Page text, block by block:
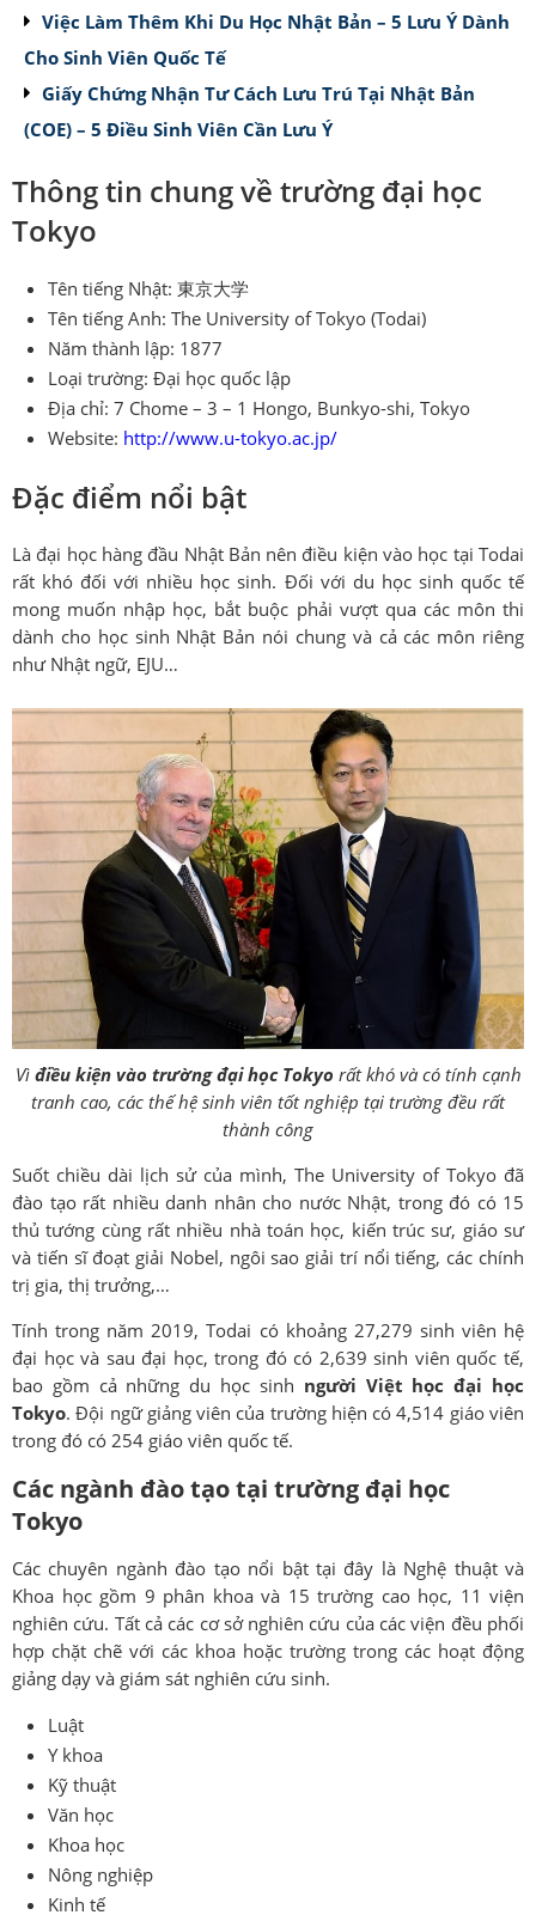
Việc Làm Thêm Khi Du Học Nhật Bản – 5 Lưu Ý Dành
Cho Sinh Viên Quốc Tế
Giấy Chứng Nhận Tư Cách Lưu Trú Tại Nhật Bản
(COE) – 5 Điều Sinh Viên Cần Lưu Ý
Thông tin chung về trường đại học
Tokyo
Tên tiếng Nhật: 東京大学
Tên tiếng Anh: The University of Tokyo (Todai)
Năm thành lập: 1877
Loại trường: Đại học quốc lập
Địa chỉ: 7 Chome – 3 – 1 Hongo, Bunkyo-shi, Tokyo
Website: http://www.u-tokyo.ac.jp/
Đặc điểm nổi bật
Là đại học hàng đầu Nhật Bản nên điều kiện vào học tại Todai
rất khó đối với nhiều học sinh. Đối với du học sinh quốc tế
mong muốn nhập học, bắt buộc phải vượt qua các môn thi
dành cho học sinh Nhật Bản nói chung và cả các môn riêng
như Nhật ngữ, EJU…
Vì điều kiện vào trường đại học Tokyo rất khó và có tính cạnh
tranh cao, các thế hệ sinh viên tốt nghiệp tại trường đều rất
thành công
Suốt chiều dài lịch sử của mình, The University of Tokyo đã
đào tạo rất nhiều danh nhân cho nước Nhật, trong đó có 15
thủ tướng cùng rất nhiều nhà toán học, kiến trúc sư, giáo sư
và tiến sĩ đoạt giải Nobel, ngôi sao giải trí nổi tiếng, các chính
trị gia, thị trưởng,…
Tính trong năm 2019, Todai có khoảng 27,279 sinh viên hệ
đại học và sau đại học, trong đó có 2,639 sinh viên quốc tế,
bao gồm cả những du học sinh người Việt học đại học
Tokyo. Đội ngữ giảng viên của trường hiện có 4,514 giáo viên
trong đó có 254 giáo viên quốc tế.
Các ngành đào tạo tại trường đại học
Tokyo
Các chuyên ngành đào tạo nổi bật tại đây là Nghệ thuật và
Khoa học gồm 9 phân khoa và 15 trường cao học, 11 viện
nghiên cứu. Tất cả các cơ sở nghiên cứu của các viện đều phối
hợp chặt chẽ với các khoa hoặc trường trong các hoạt động
giảng dạy và giám sát nghiên cứu sinh.
Luật
Y khoa
Kỹ thuật
Văn học
Khoa học
Nông nghiệp
Kinh tế